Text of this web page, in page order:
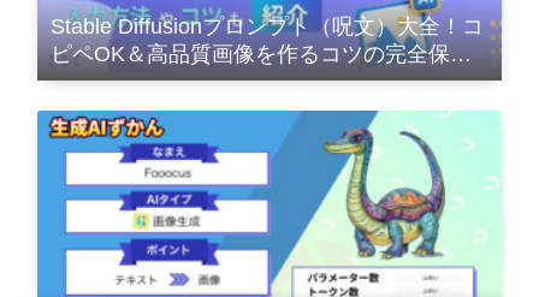
Stable Diffusionプロンプト（呪文）大全！コ
ピペOK＆高品質画像を作るコツの完全保存
版